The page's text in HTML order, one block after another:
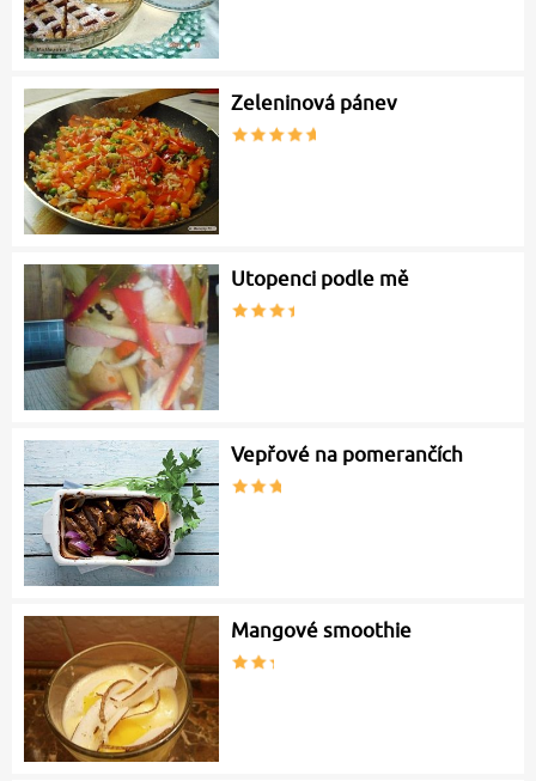
Zeleninová pánev
Utopenci podle mě
Vepřové na pomerančích
Mangové smoothie